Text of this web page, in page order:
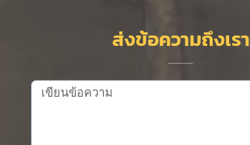
ส่งข้อความถึงเรา